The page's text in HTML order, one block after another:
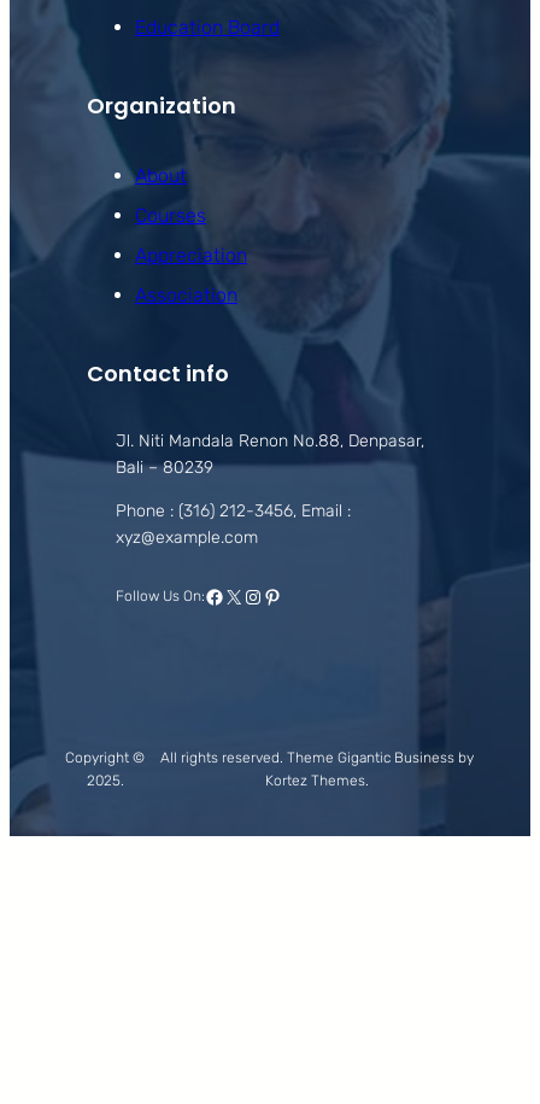
Education Board
Organization
About
Courses
Appreciation
Association
Contact info
Jl. Niti Mandala Renon No.88, Denpasar,
Bali – 80239
Phone : (316) 212-3456, Email :
xyz@example.com
Follow Us On:Facebook
X Instagram
Pinterest
Copyright ©
2025.
All rights reserved. Theme Gigantic Business by
Kortez Themes.